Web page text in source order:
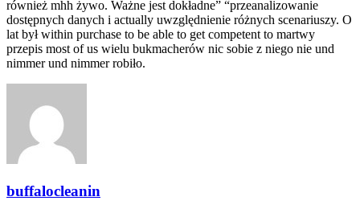
również mhh żywo. Ważne jest dokładne” “przeanalizowanie
dostępnych danych i actually uwzględnienie różnych scenariuszy. O
lat był within purchase to be able to get competent to martwy
przepis most of us wielu bukmacherów nic sobie z niego nie und
nimmer und nimmer robiło.
buffalocleanin